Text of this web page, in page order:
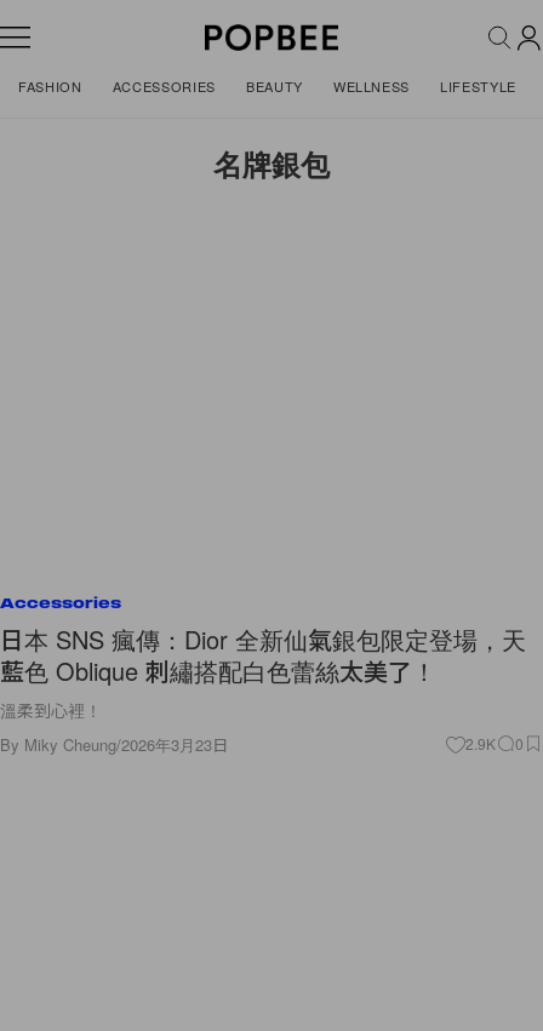
FASHION ACCESSORIES BEAUTY WELLNESS LIFESTYLE
名牌銀包
Accessories
日本 SNS 瘋傳：Dior 全新仙氣銀包限定登場，天
藍色 Oblique 刺繡搭配白色蕾絲太美了！
溫柔到心裡！
By Miky Cheung/2026年3月23日 2.9K 0